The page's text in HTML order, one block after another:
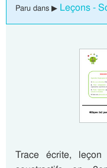
Paru dans ▶ Leçons -
Trace écrite,